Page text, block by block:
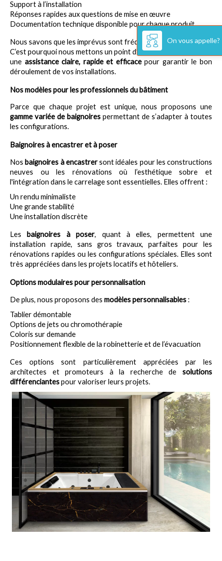
Support à l’installation
Réponses rapides aux questions de mise en œuvre
Documentation technique disponible pour chaque produit
Nous savons que les imprévus sont fréquents sur les chantiers.
C’est pourquoi nous mettons un point d’honneur à vous fournir
une assistance claire, rapide et efficace pour garantir le bon
déroulement de vos installations.
Nos modèles pour les professionnels du bâtiment
gamme variée de baignoires permettant de s’adapter à toutes
les configurations.
Baignoires à encastrer et à poser
Nos baignoires à encastrer sont idéales pour les constructions
neuves ou les rénovations où l’esthétique sobre et
l'intégration dans le carrelage sont essentielles. Elles offrent :
Un rendu minimaliste
Une grande stabilité
Une installation discrète
Les baignoires à poser, quant à elles, permettent une
installation rapide, sans gros travaux, parfaites pour les
rénovations rapides ou les configurations spéciales. Elles sont
très appréciées dans les projets locatifs et hôteliers.
Options modulaires pour personnalisation
De plus, nous proposons des modèles personnalisables :
Tablier démontable
Options de jets ou chromothérapie
Coloris sur demande
Positionnement flexible de la robinetterie et de l’évacuation
Ces options sont particulièrement appréciées par les
architectes et promoteurs à la recherche de solutions
différenciantes pour valoriser leurs projets.
On vous appelle?